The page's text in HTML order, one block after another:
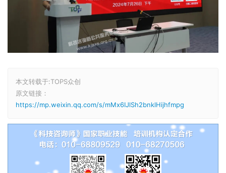
本文转载于:TOPS众创
原文链接：
https://mp.weixin.qq.com/s/mMx6IJlSh2bnklHijhfmpg